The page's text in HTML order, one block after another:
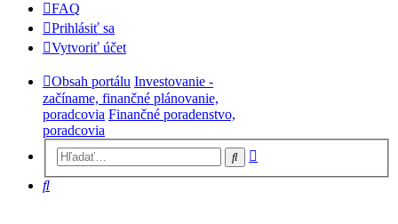
FAQ
Prihlásiť sa
Vytvoriť účet
Obsah portálu Investovanie -
začíname, finančné plánovanie,
poradcovia Finančné poradenstvo,
poradcovia
Hľadať
Hľadať